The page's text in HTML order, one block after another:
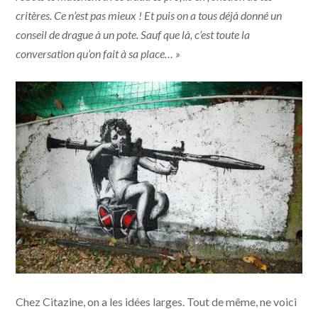
critères. Ce n’est pas mieux ! Et puis on a tous déjà donné un
conseil de drague à un pote. Sauf que là, c’est toute la
conversation qu’on fait à sa place… »
Chez Citazine, on a les idées larges. Tout de même, ne voici